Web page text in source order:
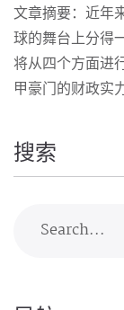
文章摘要：近年
球的舞台上分得
将从四个方面进
甲豪门的财政实
搜索
Search...